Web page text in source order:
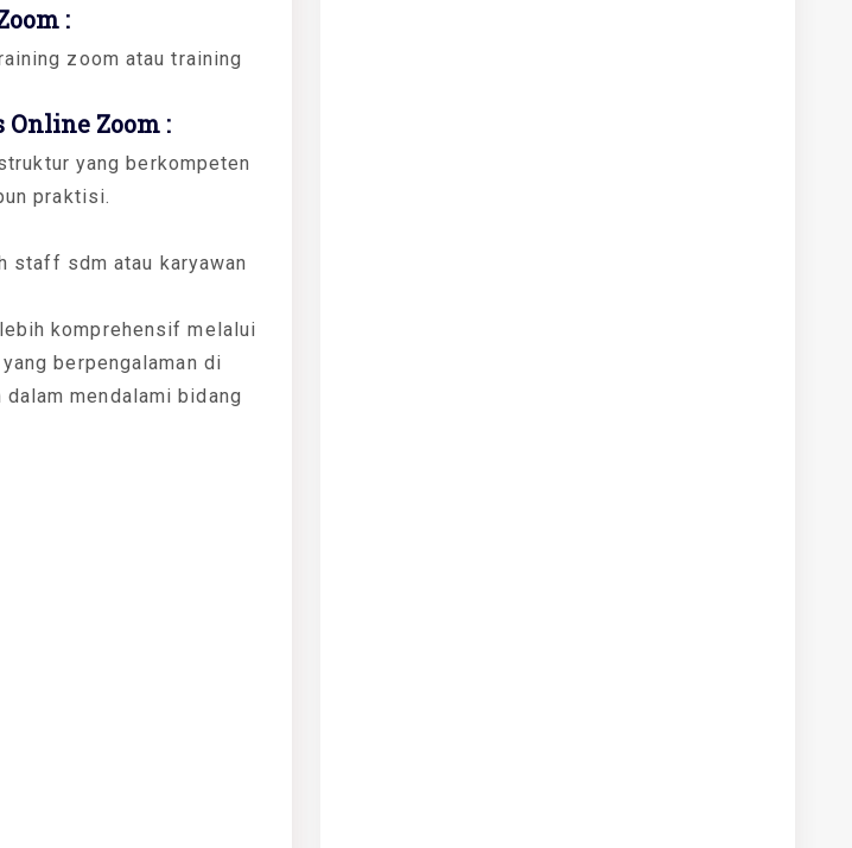
:
zoom atau training
Online Zoom :
yang berkompeten
praktisi.
staff sdm atau karyawan
komprehensif melalui
berpengalaman di
mendalami bidang